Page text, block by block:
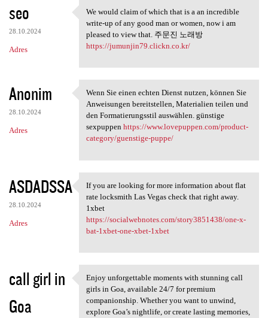
seo
28.10.2024
Adres
We would claim of which that
We would claim of which that is a an incredible
write-up of any good man or women, now i am
pleased to view that. 주문진 노래방
https://jumunjin79.clickn.co.kr/
Anonim
28.10.2024
Adres
Wenn Sie einen echten Dienst
Wenn Sie einen echten Dienst nutzen, können Sie
Anweisungen bereitstellen, Materialien teilen und
den Formatierungsstil auswählen. günstige
sexpuppen https://www.lovepuppen.com/product-
category/guenstige-puppe/
ASDADSSA
28.10.2024
Adres
If you are looking for more
If you are looking for more information about flat
rate locksmith Las Vegas check that right away.
1xbet
https://socialwebnotes.com/story3851438/one-x-
bat-1xbet-one-xbet-1xbet
call girl in
Goa
Enjoy unforgettable moments
Enjoy unforgettable moments with stunning call
girls in Goa, available 24/7 for premium
companionship. Whether you want to unwind,
explore Goa’s nightlife, or create lasting memories,